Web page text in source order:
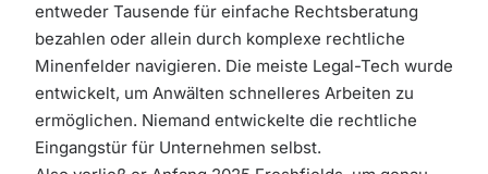
entweder Tausende für einfache Rechtsberatung
bezahlen oder allein durch komplexe rechtliche
Minenfelder navigieren. Die meiste Legal-Tech wurde
entwickelt, um Anwälten schnelleres Arbeiten zu
ermöglichen. Niemand entwickelte die rechtliche
Eingangstür für Unternehmen selbst.